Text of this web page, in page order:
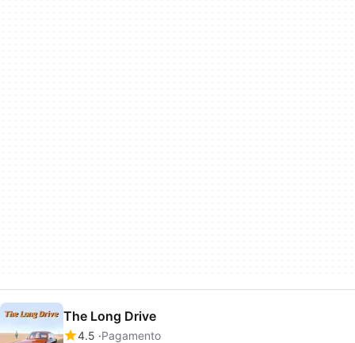
The Long Drive
4.5 Pagamento